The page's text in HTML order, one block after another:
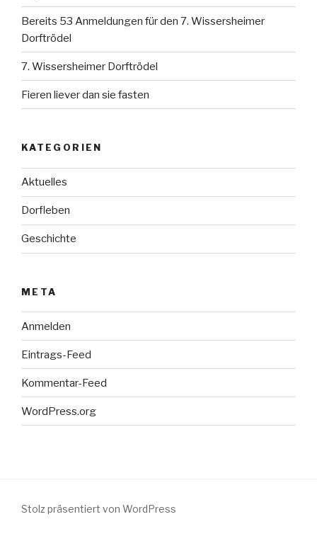
Bereits 53 Anmeldungen für den 7. Wissersheimer
Dorftrödel
7. Wissersheimer Dorftrödel
Fieren liever dan sie fasten
KATEGORIEN
Aktuelles
Dorfleben
Geschichte
META
Anmelden
Eintrags-Feed
Kommentar-Feed
WordPress.org
Stolz präsentiert von WordPress